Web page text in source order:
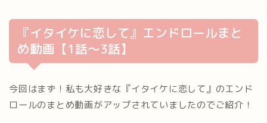
『イタイケに恋して』エンドロールまと
め動画【1話～3話】
今回はまず！私も大好きな『イタイケに恋して』のエンド
ロールのまとめ動画がアップされていましたのでご紹介！